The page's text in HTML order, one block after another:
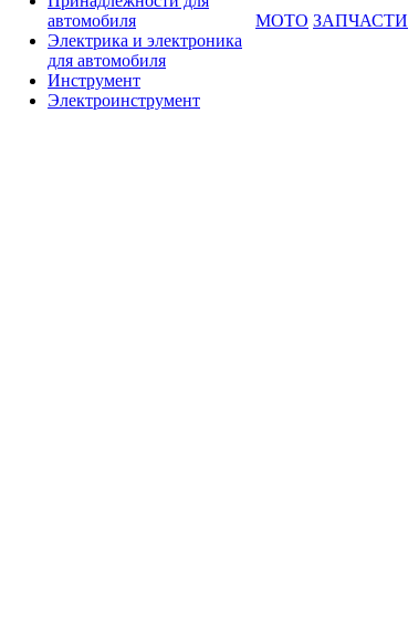
автомобиля
Электрика и электроника
для автомобиля
Инструмент
Электроинструмент
МОТО ЗАПЧАСТИ